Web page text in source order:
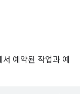
예약된 작업과 예